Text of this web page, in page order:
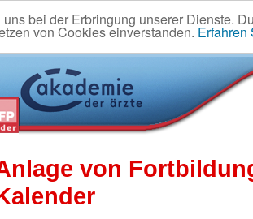
bei der Erbringung unserer Dienste.
von Cookies einverstanden. Erfahren
von